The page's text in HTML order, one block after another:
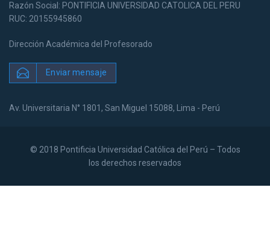
Razón Social: PONTIFICIA UNIVERSIDAD CATOLICA DEL PERU
RUC: 20155945860
Dirección Académica del Profesorado
Enviar mensaje
Av. Universitaria N° 1801, San Miguel 15088, Lima - Perú
© 2018 Pontificia Universidad Católica del Perú – Todos
los derechos reservados